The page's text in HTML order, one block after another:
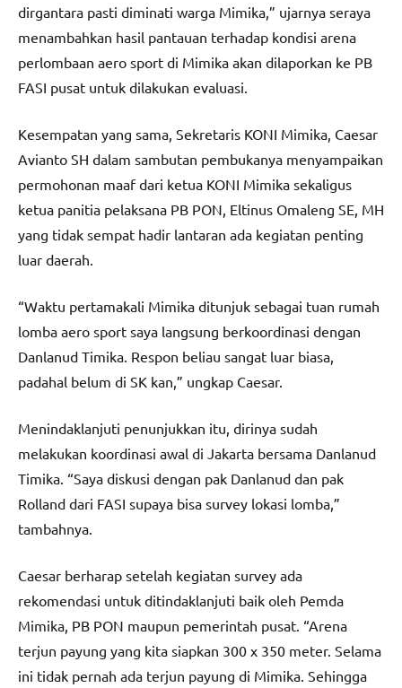
dirgantara pasti diminati warga Mimika,” ujarnya seraya
menambahkan hasil pantauan terhadap kondisi arena
perlombaan aero sport di Mimika akan dilaporkan ke PB
FASI pusat untuk dilakukan evaluasi.
Kesempatan yang sama, Sekretaris KONI Mimika, Caesar
Avianto SH dalam sambutan pembukanya menyampaikan
permohonan maaf dari ketua KONI Mimika sekaligus
ketua panitia pelaksana PB PON, Eltinus Omaleng SE, MH
yang tidak sempat hadir lantaran ada kegiatan penting
luar daerah.
“Waktu pertamakali Mimika ditunjuk sebagai tuan rumah
lomba aero sport saya langsung berkoordinasi dengan
Danlanud Timika. Respon beliau sangat luar biasa,
padahal belum di SK kan,” ungkap Caesar.
Menindaklanjuti penunjukkan itu, dirinya sudah
melakukan koordinasi awal di Jakarta bersama Danlanud
Timika. “Saya diskusi dengan pak Danlanud dan pak
Rolland dari FASI supaya bisa survey lokasi lomba,”
tambahnya.
Caesar berharap setelah kegiatan survey ada
rekomendasi untuk ditindaklanjuti baik oleh Pemda
Mimika, PB PON maupun pemerintah pusat. “Arena
terjun payung yang kita siapkan 300 x 350 meter. Selama
ini tidak pernah ada terjun payung di Mimika. Sehingga